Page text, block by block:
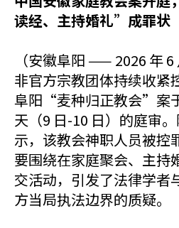
读经、主持婚礼”成罪状
（安徽阜阳 —— 2026 年
非官方宗教团体持续收紧
阜阳“麦种归正教会”案
天（9 日-10 日）的庭审
示，该教会神职人员被控
要围绕在家庭聚会、主持
交活动，引发了法律学者
方当局执法边界的质疑。